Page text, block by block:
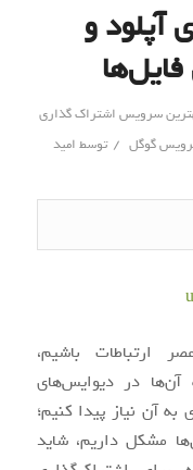
آپلود و
سرویس اشتراک گذاری
گوگل / توسط امید
ارتباطات باشیم،
آن‌ها در دیوایس‌های
آن نیاز پیدا کنیم؛
مشکل داریم، شاید